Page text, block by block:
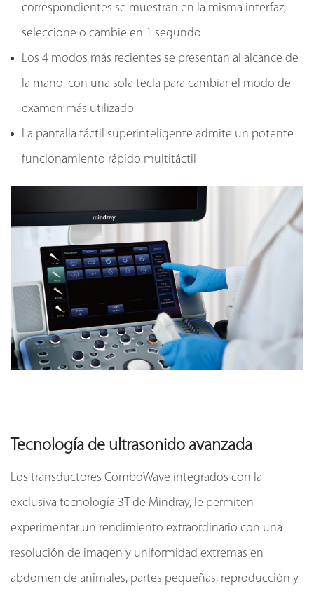
correspondientes se muestran en la misma interfaz,
seleccione o cambie en 1 segundo
Los 4 modos más recientes se presentan al alcance de
la mano, con una sola tecla para cambiar el modo de
examen más utilizado
La pantalla táctil superinteligente admite un potente
funcionamiento rápido multitáctil
Tecnología de ultrasonido avanzada
Los transductores ComboWave integrados con la
exclusiva tecnología 3T de Mindray, le permiten
experimentar un rendimiento extraordinario con una
resolución de imagen y uniformidad extremas en
abdomen de animales, partes pequeñas, reproducción y